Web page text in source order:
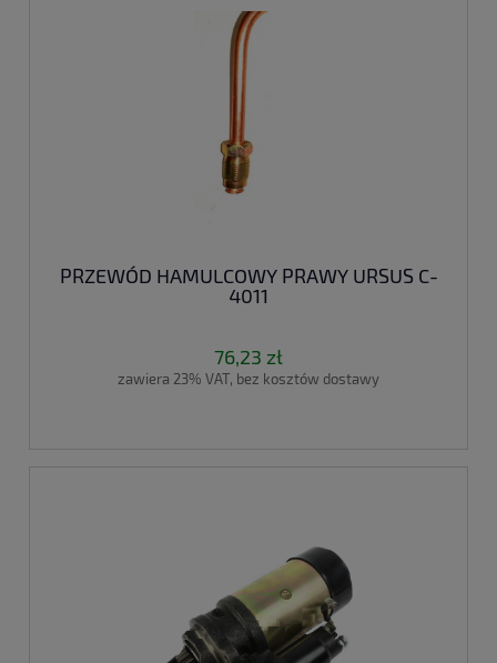
PRZEWÓD HAMULCOWY PRAWY URSUS C-
4011
76,23 zł
zawiera 23% VAT, bez kosztów dostawy